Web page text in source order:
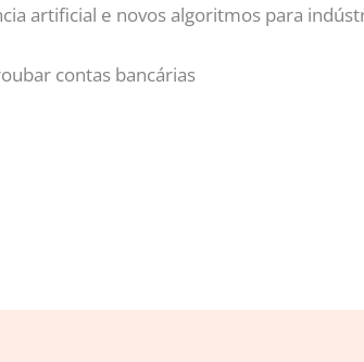
artificial e novos algoritmos para
contas bancárias